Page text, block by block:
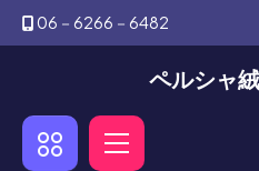
06－6266－6482
ペルシャ